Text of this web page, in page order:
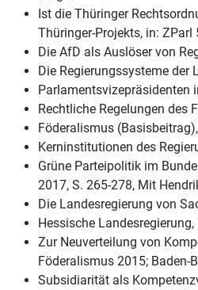
Ist die Thüringer
Thüringer-Projekts, in:
Die AfD als Auslöser von
Die Regierungssysteme der
Parlamentsvizepräsidenten
Rechtliche Regelungen des
Föderalismus
Kerninstitutionen des
Grüne Parteipolitik im
2017, S. 265-278, Mit
Die Landesregierung von
Hessische
Zur Neuverteilung von
Föderalismus 2015; Baden-
Subsidiarität als